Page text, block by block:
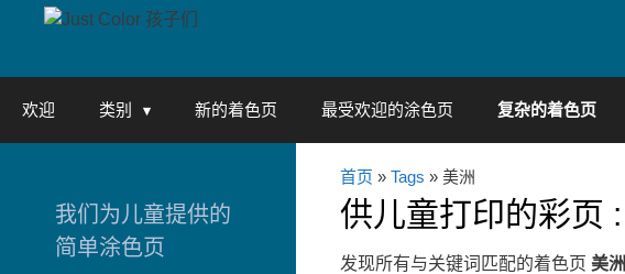
欢迎 类别 新的着色页 最受欢迎的涂色页 复杂的着色页
首页 » Tags » 美洲
供儿童打印的彩页 :
发现所有与关键词匹配的着色页 美洲
我们为儿童提供的
简单涂色页